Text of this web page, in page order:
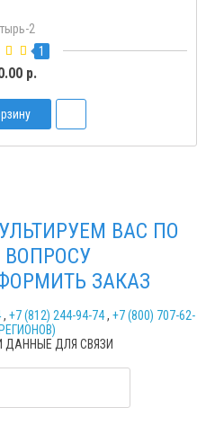
2
1
р.
ВАС ПО
ЗАКАЗ
, +7 (812) 244-94-74, +7 (800) 707-62-
ДАННЫЕ ДЛЯ СВЯЗИ